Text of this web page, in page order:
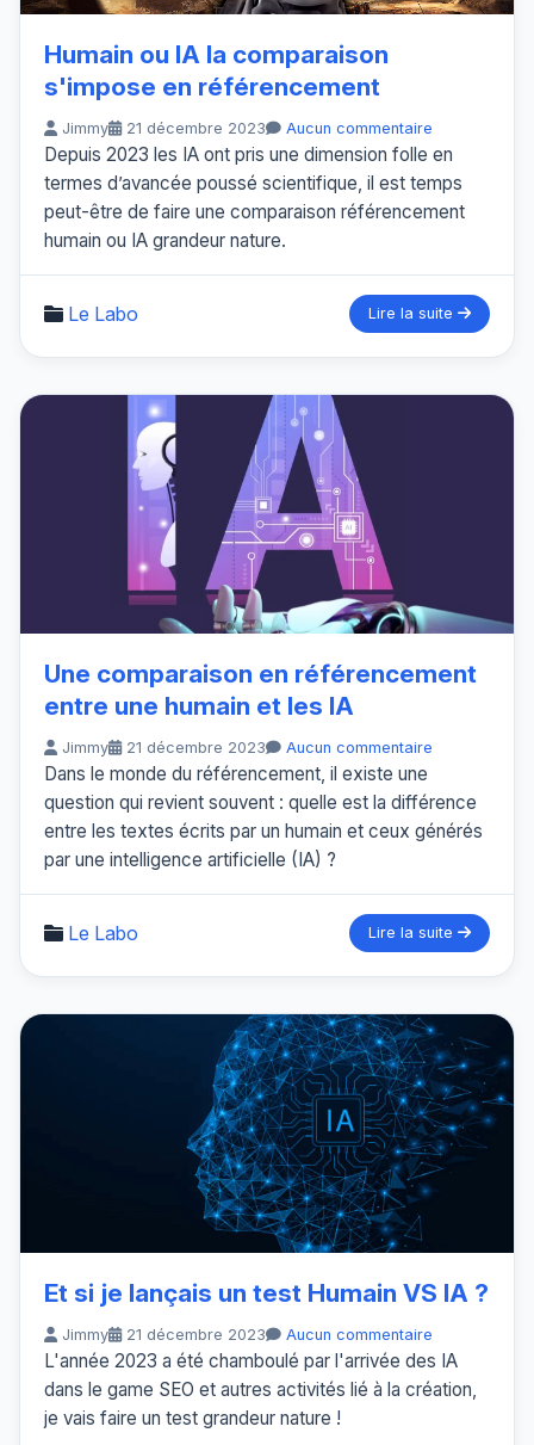
Humain ou IA la comparaison
s'impose en référencement
Jimmy 21 décembre 2023 Aucun commentaire
Depuis 2023 les IA ont pris une dimension folle en
termes d’avancée poussé scientifique, il est temps
peut-être de faire une comparaison référencement
humain ou IA grandeur nature.
Le Labo Lire la suite
Une comparaison en référencement
entre une humain et les IA
Jimmy 21 décembre 2023 Aucun commentaire
Dans le monde du référencement, il existe une
question qui revient souvent : quelle est la différence
entre les textes écrits par un humain et ceux générés
par une intelligence artificielle (IA) ?
Le Labo Lire la suite
Et si je lançais un test Humain VS IA ?
Jimmy 21 décembre 2023 Aucun commentaire
L'année 2023 a été chamboulé par l'arrivée des IA
dans le game SEO et autres activités lié à la création,
je vais faire un test grandeur nature !